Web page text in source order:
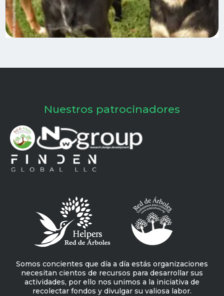
Nuestros patrocinadores
Somos concientes que día a día estás organizaciones
necesitan cientos de recursos para desarrollar sus
actividades, por ello nos unimos a la iniciativa de
recolectar fondos y divulgar su valiosa labor.